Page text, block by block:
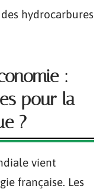
hydrocarbures
:
pour la
?
vient
française. Les